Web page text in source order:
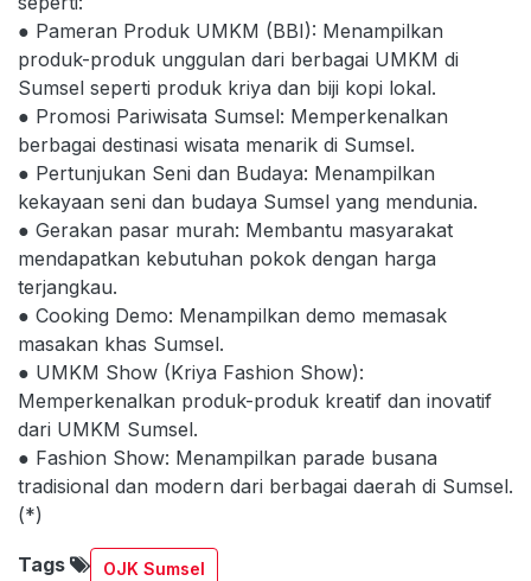
● Pameran Produk UMKM (BBI): Menampilkan
produk-produk unggulan dari berbagai UMKM di
Sumsel seperti produk kriya dan biji kopi lokal.
● Promosi Pariwisata Sumsel: Memperkenalkan
berbagai destinasi wisata menarik di Sumsel.
● Pertunjukan Seni dan Budaya: Menampilkan
kekayaan seni dan budaya Sumsel yang mendunia.
● Gerakan pasar murah: Membantu masyarakat
mendapatkan kebutuhan pokok dengan harga
terjangkau.
● Cooking Demo: Menampilkan demo memasak
masakan khas Sumsel.
● UMKM Show (Kriya Fashion Show):
Memperkenalkan produk-produk kreatif dan inovatif
dari UMKM Sumsel.
● Fashion Show: Menampilkan parade busana
tradisional dan modern dari berbagai daerah di Sumsel.
(*)
Tags OJK Sumsel